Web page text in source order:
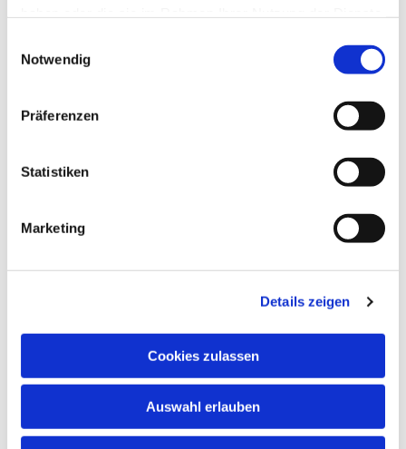
Notwendig
Präferenzen
Statistiken
Marketing
Details zeigen
Cookies zulassen
Auswahl erlauben